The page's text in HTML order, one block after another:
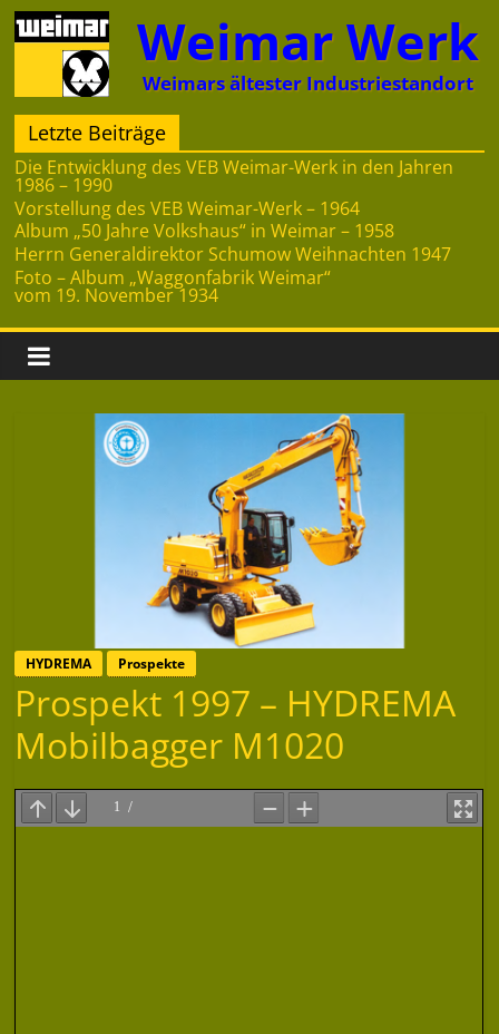
Zum
Inhalt
springen
Weimar Werk
Weimars ältester Industriestandort
Letzte Beiträge
Die Entwicklung des VEB Weimar-Werk in den Jahren
1986 – 1990
Vorstellung des VEB Weimar-Werk – 1964
Album „50 Jahre Volkshaus“ in Weimar – 1958
Herrn Generaldirektor Schumow Weihnachten 1947
Foto – Album „Waggonfabrik Weimar“
vom 19. November 1934
HYDREMA Prospekte
Prospekt 1997 – HYDREMA
Mobilbagger M1020